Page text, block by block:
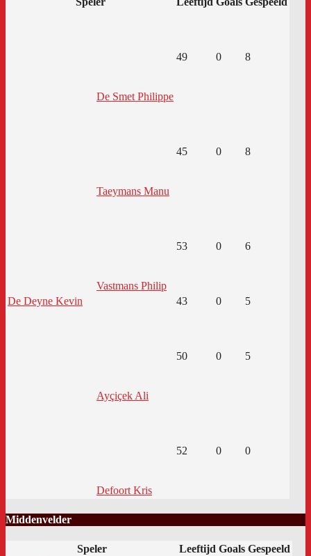
De Smet Philippe
49 0 8
Taeymans Manu
45 0 8
Vastmans Philip
53 0 6
De Deyne Kevin 43 0 5
Ayçiçek Ali
50 0 5
Defoort Kris
52 0 0
Middenvelder
Speler Leeftijd Goals Gespeeld